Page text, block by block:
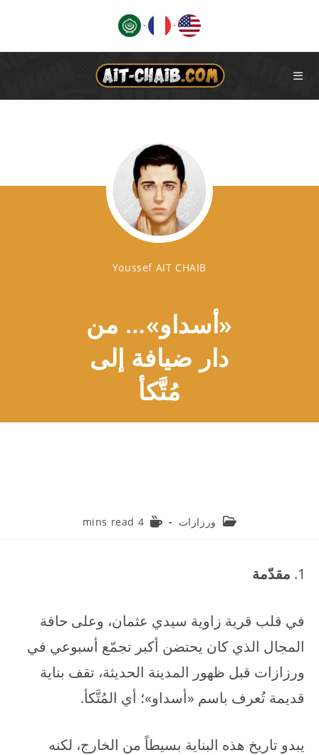
-
-
Youssef AIT CHAIB
«أسداو»… من
دار ضيافة إلى
مُتَّكأ
Post ورزازات
Reading
4 mins read
مقدّمة
في قلب قرية زاوية سيدي عثمان، وعلى حافة
المجال الذي كان يحتضن أكبر تجمّع أسبوعي في
ورزازات قبل ظهور المدينة الحديثة، تقف بناية
قديمة تُعرف باسم «أسداو»؛ أي المُتَّكأ.
يبدو تاريخ هذه البناية بسيطاً من الخارج، لكنه